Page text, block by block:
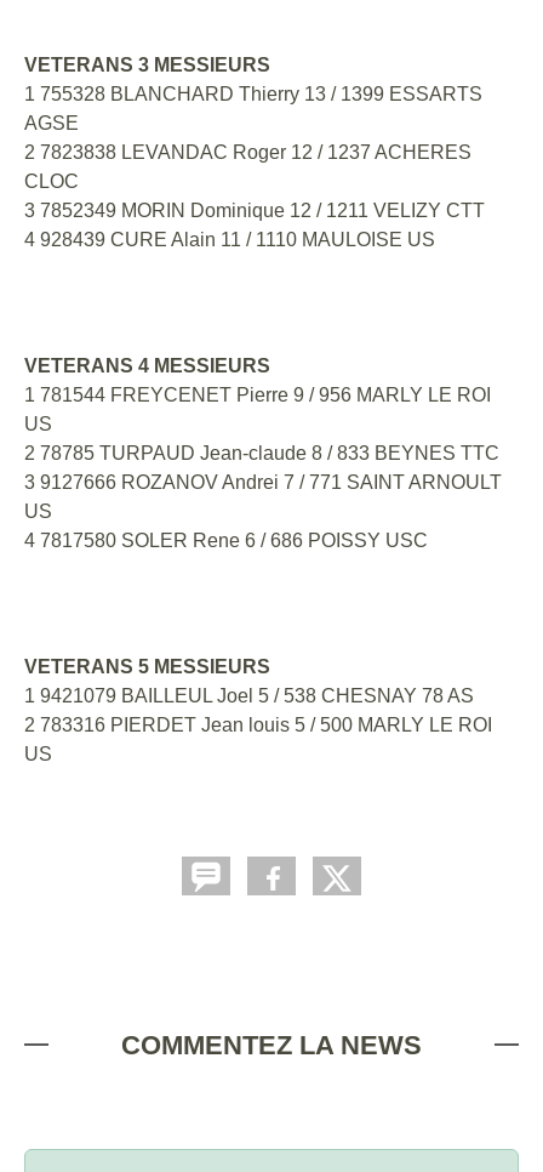
VETERANS 3 MESSIEURS
1 755328 BLANCHARD Thierry 13 / 1399 ESSARTS
AGSE
2 7823838 LEVANDAC Roger 12 / 1237 ACHERES
CLOC
3 7852349 MORIN Dominique 12 / 1211 VELIZY CTT
4 928439 CURE Alain 11 / 1110 MAULOISE US
VETERANS 4 MESSIEURS
1 781544 FREYCENET Pierre 9 / 956 MARLY LE ROI
US
2 78785 TURPAUD Jean-claude 8 / 833 BEYNES TTC
3 9127666 ROZANOV Andrei 7 / 771 SAINT ARNOULT
US
4 7817580 SOLER Rene 6 / 686 POISSY USC
VETERANS 5 MESSIEURS
1 9421079 BAILLEUL Joel 5 / 538 CHESNAY 78 AS
2 783316 PIERDET Jean louis 5 / 500 MARLY LE ROI
US
COMMENTEZ LA NEWS